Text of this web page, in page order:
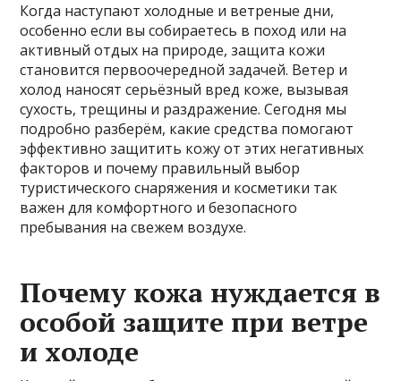
Когда наступают холодные и ветреные дни,
особенно если вы собираетесь в поход или на
активный отдых на природе, защита кожи
становится первоочередной задачей. Ветер и
холод наносят серьёзный вред коже, вызывая
сухость, трещины и раздражение. Сегодня мы
подробно разберём, какие средства помогают
эффективно защитить кожу от этих негативных
факторов и почему правильный выбор
туристического снаряжения и косметики так
важен для комфортного и безопасного
пребывания на свежем воздухе.
Почему кожа нуждается в
особой защите при ветре
и холоде